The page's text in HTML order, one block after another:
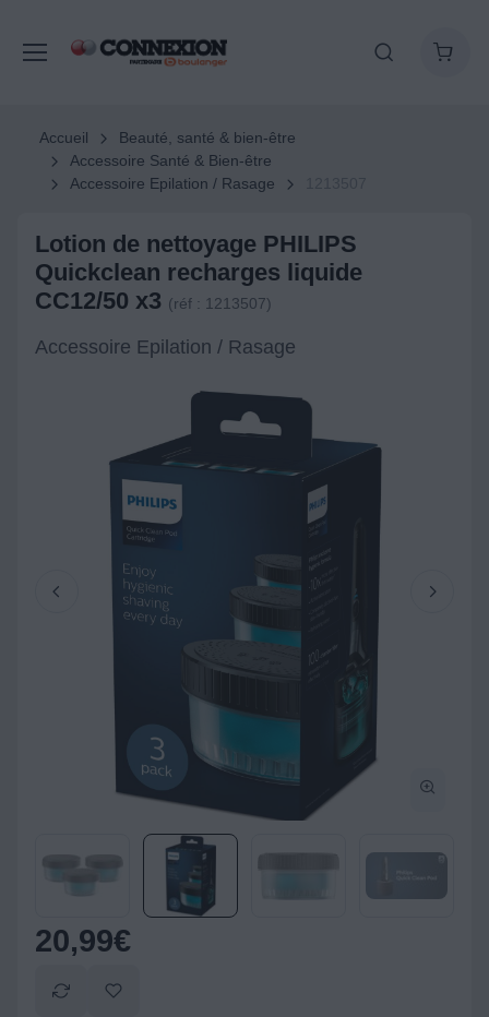
Accueil
Beauté, santé & bien-être
Accessoire Santé & Bien-être
Accessoire Epilation / Rasage
Lotion de nettoyage PHILIPS
Quickclean recharges liquide
CC12/50 x3 (réf : 1213507)
Accessoire Epilation / Rasage
20,99€